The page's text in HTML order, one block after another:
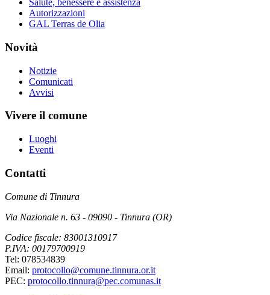
Salute, benessere e assistenza
Autorizzazioni
GAL Terras de Olia
Novità
Notizie
Comunicati
Avvisi
Vivere il comune
Luoghi
Eventi
Contatti
Comune di Tinnura
Via Nazionale n. 63 - 09090 - Tinnura (OR)
Codice fiscale: 83001310917
P.IVA: 00179700919
Tel: 078534839
Email: protocollo@comune.tinnura.or.it
PEC: protocollo.tinnura@pec.comunas.it